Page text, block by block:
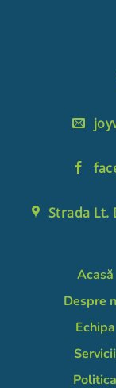
Strada Lt.
Acasă
Despre
Echipa
Servicii